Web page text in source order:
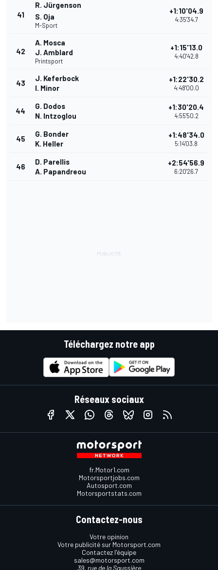
41
R. Jürgenson
S. Oja
M-Sport
+1:10'04.9
4:35'34.7
42
A. Mosca
J. Amblard
Printsport
+1:15'13.0
4:40'42.8
43
J. Keferbock
I. Minor
+1:22'30.2
4:48'00.0
44
G. Dodos
N. Intzoglou
+1:30'20.4
4:55'50.2
45
G. Bonder
K. Heller
+1:48'34.0
5:14'03.8
46
D. Parellis
A. Papandreou
+2:54'56.9
6:20'26.7
Téléchargez notre app
Réseaux sociaux
fr.Motor1.com
Motorsportjobs.com
Autosport.com
Motorsportstats.com
Contactez-nous
Votre opinion
Votre publicité sur Motorsport.com
Contactez l'équipe
sales@motorsport.com
39, rue de la Saussière